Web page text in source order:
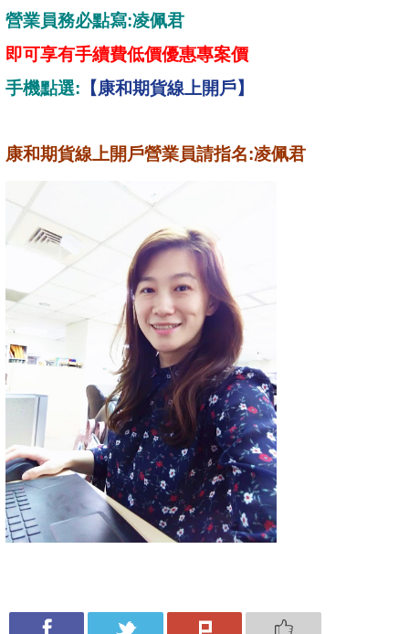
營業員務必點寫:凌佩君
即可享有手續費低價優惠專案價
手機點選: 【康和期貨線上開戶】
康和期貨線上開戶營業員請指名:凌佩君